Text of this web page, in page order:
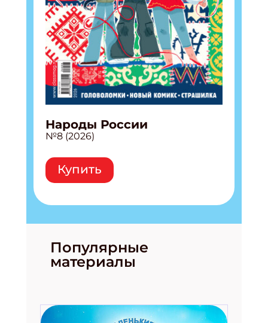
Народы России
№8 (2026)
Купить
Популярные
материалы